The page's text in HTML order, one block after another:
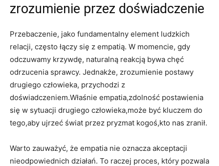
zrozumienie przez doświadczenie
Przebaczenie, jako fundamentalny⁣ element ludzkich⁣
relacji, ⁣często łączy się z empatią. W momencie,‌ gdy
⁣odczuwamy krzywdę, naturalną reakcją ‍bywa chęć
odrzucenia sprawcy. Jednakże, zrozumienie postawy
⁢drugiego człowieka, przychodzi‌ z
⁣doświadczeniem.Właśnie empatia,zdolność postawienia
się w sytuacji drugiego człowieka,może ‍być kluczem do
tego,aby ujrzeć‌ świat ⁣przez pryzmat kogoś,kto ‌nas zranił.
Warto zauważyć, że empatia nie oznacza akceptacji
nieodpowiednich działań. To raczej proces, który ​pozwala